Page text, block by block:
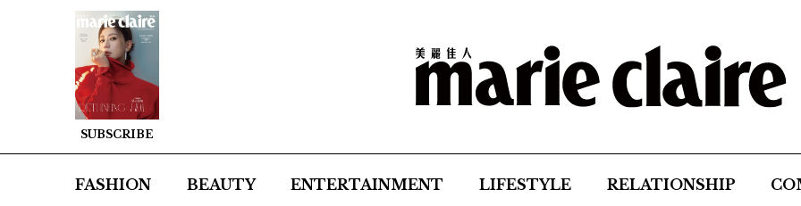
SUBSCRIBE
FASHION BEAUTY ENTERTAINMENT LIFESTYLE RELATIONSHIP